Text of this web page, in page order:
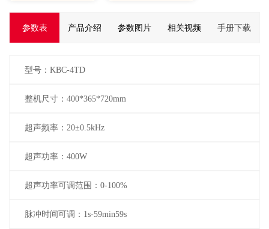
参数表 产品介绍 参数图片 相关视频 手册下载
型号：KBC-4TD
整机尺寸：400*365*720mm
超声频率：20±0.5kHz
超声功率：400W
超声功率可调范围：0-100%
脉冲时间可调：1s-59min59s